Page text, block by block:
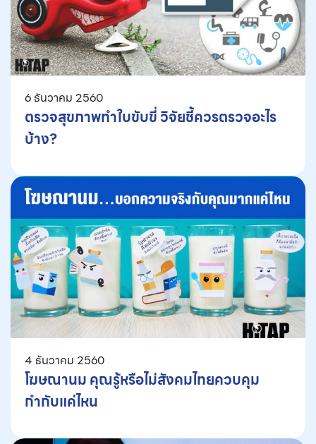
6 ธันวาคม 2560
ตรวจสุขภาพทำใบขับขี่ วิจัยชี้ควรตรวจอะไร
บ้าง?
4 ธันวาคม 2560
โฆษณานม คุณรู้หรือไม่สังคมไทยควบคุม
กำกับแค่ไหน